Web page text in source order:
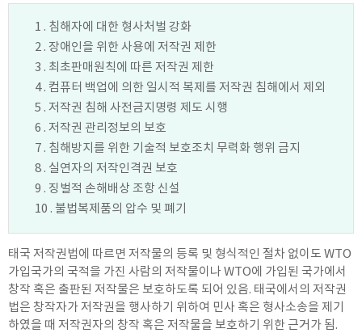
1 . 침해자에 대한 형사처벌 강화
2 . 장애인을 위한 사용에 저작권 제한
3 . 최초판매원칙에 따른 저작권 제한
4 . 컴퓨터 백업에 의한 일시적 복제를 저작권 침해에서 제외
5 . 저작권 침해 사전금지명령 제도 시행
6 . 저작권 관리정보의 보호
7 . 침해방지를 위한 기술적 보호조치 무력화 행위 금지
8 . 실연자의 저작인격권 보호
9 . 징벌적 손해배상 조항 신설
10 . 불법복제품의 압수 및 폐기
태국 저작권법에 따르면 저작물의 등록 및 형식적인 절차 없이도 WTO
가입국가의 국적을 가진 사람의 저작물이나 WTO에 가입된 국가에서
창작 혹은 출판된 저작물은 보호하도록 되어 있음. 태국에서의 저작권
법은 창작자가 저작권을 행사하기 위하여 민사 혹은 형사소송을 제기
하였을 때 저작권자의 창작 혹은 저작물을 보호하기 위한 근거가 됨.